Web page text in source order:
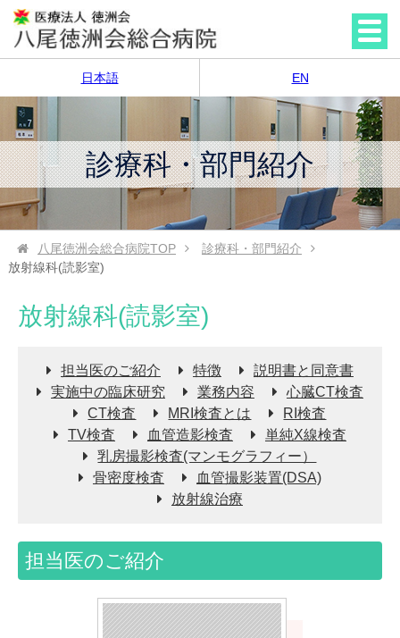
日本語 EN
診療科・部門紹介
八尾徳洲会総合病院TOP
診療科・部門紹介
放射線科(読影室)
放射線科(読影室)
担当医のご紹介 特徴
説明書と同意書
実施中の臨床研究
業務内容
心臓CT検査
CT検査
MRI検査とは
RI検査
TV検査
血管造影検査
単純X線検査
乳房撮影検査(マンモグラフィー）
骨密度検査
血管撮影装置(DSA)
放射線治療
担当医のご紹介